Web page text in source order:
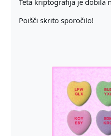
Poišči skrito sporočilo!